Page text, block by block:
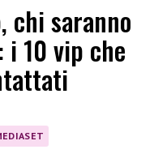
chi saranno
10 vip che